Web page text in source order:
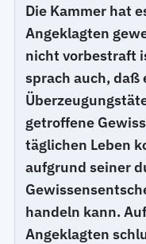
Die Kammer hat
Angeklagten
nicht vorbestraft
sprach auch, daß
getroffene
täglichen Leben
aufgrund seiner
handeln kann.
Angeklagten